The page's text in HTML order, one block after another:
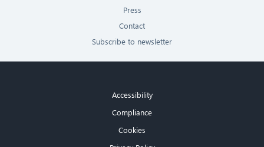
Press
Contact
Subscribe to newsletter
Accessibility
Compliance
Cookies